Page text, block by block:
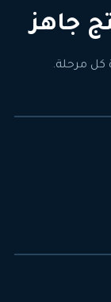
جاهز
كل مرحلة.